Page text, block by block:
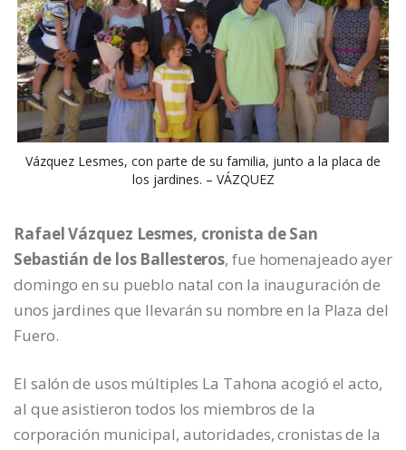
Vázquez Lesmes, con parte de su familia, junto a la placa de
los jardines. – VÁZQUEZ
Rafael Vázquez Lesmes, cronista de San
Sebastián de los Ballesteros, fue homenajeado ayer
domingo en su pueblo natal con la inauguración de
unos jardines que llevarán su nombre en la Plaza del
Fuero.
El salón de usos múltiples La Tahona acogió el acto,
al que asistieron todos los miembros de la
corporación municipal, autoridades, cronistas de la